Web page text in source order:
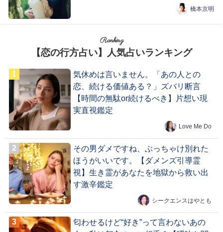
橋本京明
Ranking
【恋の行方占い】人気占いランキング
気休めは言いません。「あの人との
恋、続ける価値ある？」ズバリ断言
【時間の無駄or続けるべき】片想い現
実直視鑑定
Love Me Do
その男ダメですね、ぶっちゃけ別れた
ほうがいいです。【ダメンズ引導霊
視】生き霊があなたを地獄から救い出
す激辛鑑定
シークエンスはやとも
匂わせるけど“好き”って言わないあの